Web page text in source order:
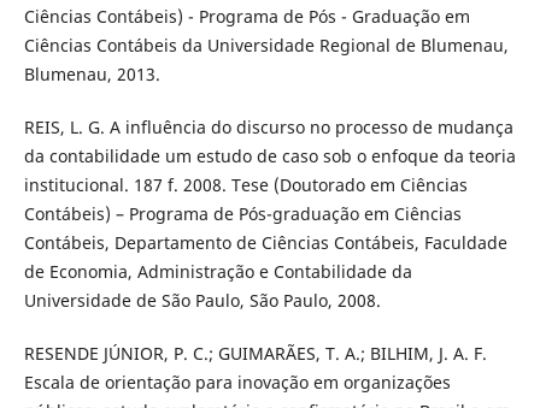
Ciências Contábeis) - Programa de Pós - Graduação em
Ciências Contábeis da Universidade Regional de Blumenau,
Blumenau, 2013.
REIS, L. G. A influência do discurso no processo de mudança
da contabilidade um estudo de caso sob o enfoque da teoria
institucional. 187 f. 2008. Tese (Doutorado em Ciências
Contábeis) – Programa de Pós-graduação em Ciências
Contábeis, Departamento de Ciências Contábeis, Faculdade
de Economia, Administração e Contabilidade da
Universidade de São Paulo, São Paulo, 2008.
RESENDE JÚNIOR, P. C.; GUIMARÃES, T. A.; BILHIM, J. A. F.
Escala de orientação para inovação em organizações